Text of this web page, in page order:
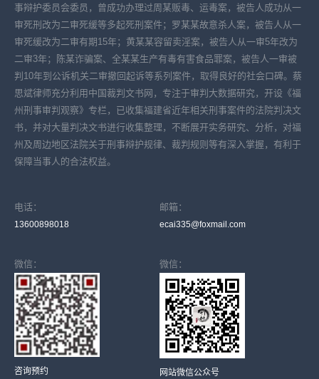
事辩护委员会委员，曾成功办理过周某贩毒、运毒案，被告人成功从一
审死刑改为二审死缓等多起死刑案件；罗某某故意杀人案，被告人从一
审死缓改为二审有期15年；黄某某容留卖淫案，被告人从一审5年改为
二审3年；陈某诈骗案、全某某生产有毒有害食品罪案，被告人一审被
判10年到公诉机关二审撤回起诉等系列案件，取得良好的社会口碑。蔡
思斌律师充分利用中国裁判文书网，专注于审判大数据研究，开设《福
州刑事审判观察》专栏，已收集福建省近年相关刑事案件的法院判决文
书，并对大量判决文书进行收集整理，不断展开实务研究、分析，对福
州及周边地区法院关于刑事辩护规律、裁判规则等有深入掌握，有利于
保障当事人的合法权益。
电话：
13600898018
邮箱：
ecai335@foxmail.com
微信：
咨询预约
微信：
网站微信公众号